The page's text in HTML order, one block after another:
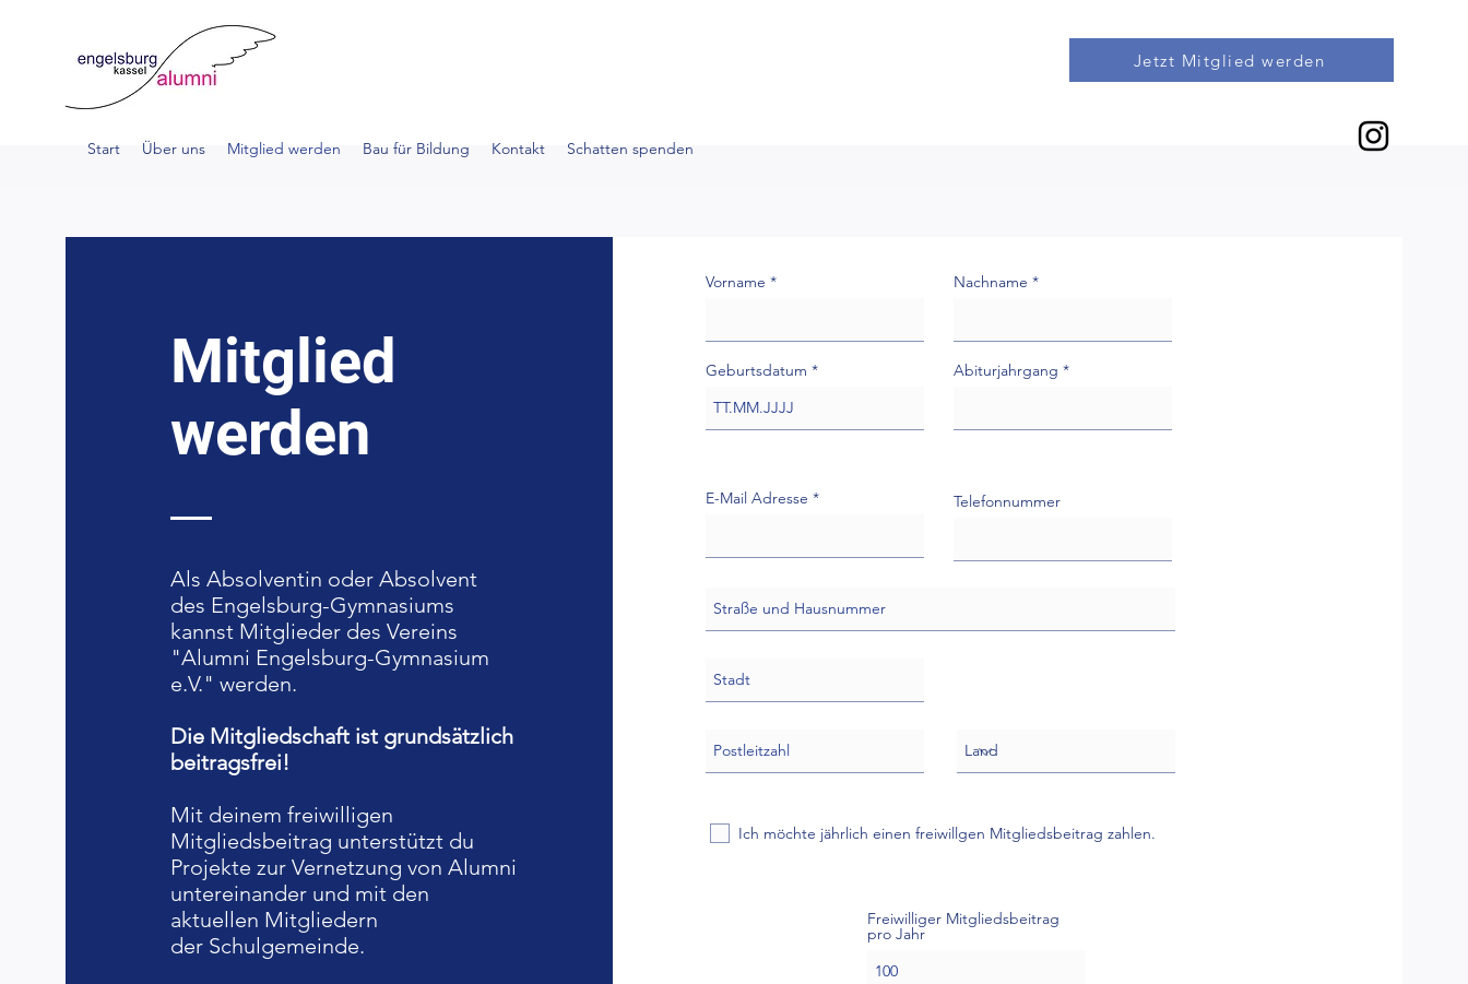
Jetzt Mitglied werden
Start Über uns Mitglied werden Bau für Bildung Kontakt Schatten spenden
Mitglied
werden
Als Absolventin oder Absolvent
des Engelsburg-Gymnasiums
kannst Mitglieder des Vereins
"Alumni Engelsburg-Gymnasium
e.V." werden.
Die Mitgliedschaft ist grundsätzlich
beitragsfrei!
Mit deinem freiwilligen
Mitgliedsbeitrag unterstützt du
Projekte zur Vernetzung von Alumni
untereinander und mit den
aktuellen Mitgliedern
der Schulgemeinde.
Vorname
Geburtsdatum
Nachname
Abiturjahrgang
E-Mail Adresse Telefonnummer
Ich möchte jährlich einen freiwillgen Mitgliedsbeitrag zahlen.
Freiwilliger Mitgliedsbeitrag
pro Jahr